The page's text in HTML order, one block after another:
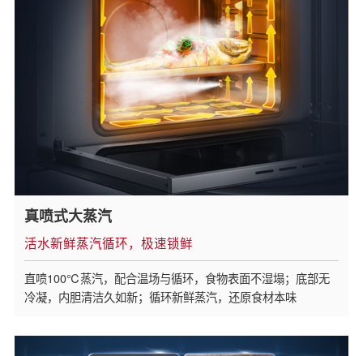
真喷式大蒸汽
活水新鲜蒸汽循环，极速锁鲜
直喷100℃蒸汽，配合温场与循环，食物表面不湿塌；底部无
冷凝，内胆清洁久如新；循环新鲜蒸汽，还原食材本味